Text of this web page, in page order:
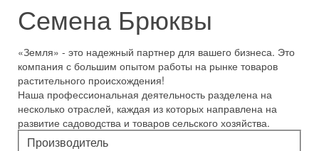
Семена Брюквы
«Земля» - это надежный партнер для вашего бизнеса. Это
компания с большим опытом работы на рынке товаров
растительного происхождения!
Наша профессиональная деятельность разделена на
несколько отраслей, каждая из которых направлена на
развитие садоводства и товаров сельского хозяйства.
Производитель